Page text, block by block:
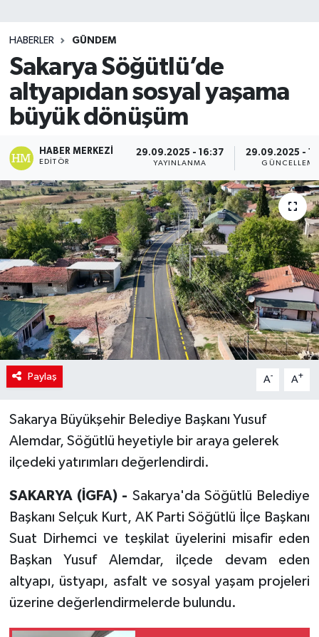
HABERLER GÜNDEM
Sakarya Söğütlü’de
altyapıdan sosyal yaşama
büyük dönüşüm
HABER MERKEZI
EDITÖR
29.09.2025 - 16:37
YAYINLANMA
29.09.2025 -
GÜNCELLEME
Paylaş A- A+
Sakarya Büyükşehir Belediye Başkanı Yusuf
Alemdar, Söğütlü heyetiyle bir araya gelerek
ilçedeki yatırımları değerlendirdi.
SAKARYA (İGFA) - Sakarya'da Söğütlü Belediye
Başkanı Selçuk Kurt, AK Parti Söğütlü İlçe Başkanı
Suat Dirhemci ve teşkilat üyelerini misafir eden
Başkan Yusuf Alemdar, ilçede devam eden
altyapı, üstyapı, asfalt ve sosyal yaşam projeleri
üzerine değerlendirmelerde bulundu.
Teknoloji
TRABZON